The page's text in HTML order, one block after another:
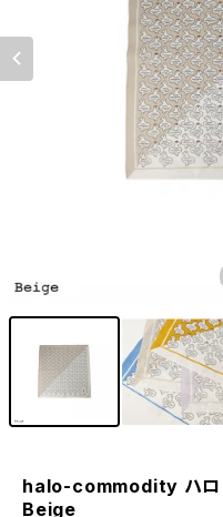
halo-commodity ハロ
Beige